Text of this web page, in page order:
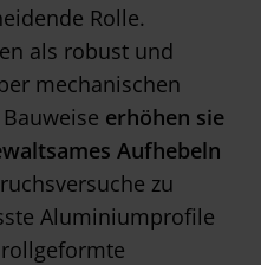
Rolle.
als robust und
mechanischen
erhöhen sie
Aufhebeln
zu
Aluminiumprofile